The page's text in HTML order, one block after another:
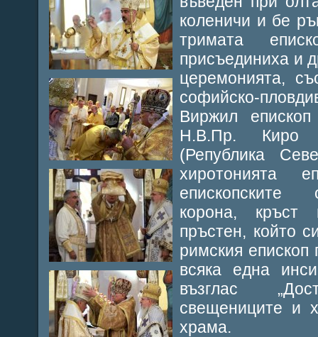
коленичи и бе
тримата
присъединиха и
церемонията,
софийско-
Виржил
Н.В.Пр. Киро
(Република
хиротонията
епископските
корона,
пръстен, който
римския епископ
всяка една
възглас
свещениците и
храма.